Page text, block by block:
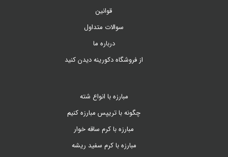
قوانین
سوالات متداول
درباره ما
از فروشگاه دکورینه دیدن کنید
مبارزه با انواع شته
چگونه با تریپس مبارزه کنیم
مبارزه با کرم ساقه خوار
مبارزه با کرم سفید ریشه